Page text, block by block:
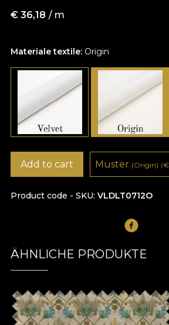
Materiale textile: Origin
€ 36,18 / m
Product code - SKU VLDLT0712O
Add to cart Muster (Origin) (€
ÄHNLICHE PRODUKTE